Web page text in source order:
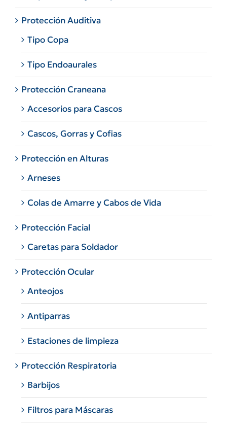
Protección Auditiva
Tipo Copa
Tipo Endoaurales
Protección Craneana
Accesorios para Cascos
Cascos, Gorras y Cofias
Protección en Alturas
Arneses
Colas de Amarre y Cabos de Vida
Protección Facial
Caretas para Soldador
Protección Ocular
Anteojos
Antiparras
Estaciones de limpieza
Protección Respiratoria
Barbijos
Filtros para Máscaras